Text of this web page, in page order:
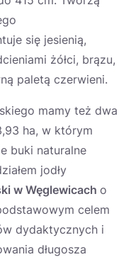
się jesienią,
żółci, brązu,
paletą czerwieni.
mamy też dwa
ha, w którym
buki naturalne
jodły
w Węglewicach o
celem
dydaktycznych i
długosza